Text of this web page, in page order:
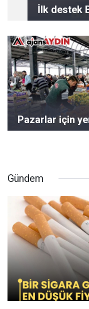
İlk destek
Pazarlar için
Gündem